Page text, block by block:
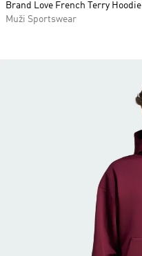
Brand Love French Terry Hoodie
Muži Sportswear